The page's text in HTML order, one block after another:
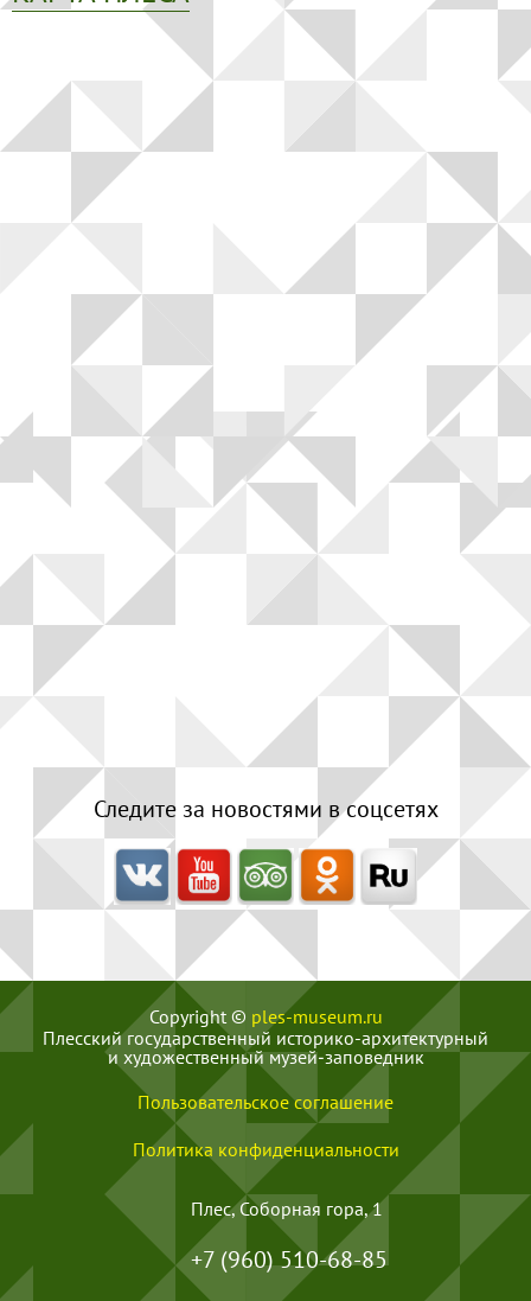
Следите за новостями в соцсетях
Copyright © ples-museum.ru
Плесский государственный историко-архитектурный
и художественный музей‑заповедник
Пользовательское соглашение
Политика конфиденциальности
Плес, Соборная гора, 1
+7 (960) 510-68-85